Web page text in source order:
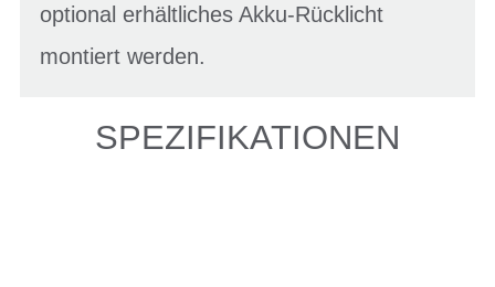
optional erhältliches Akku-Rücklicht
montiert werden.
SPEZIFIKATIONEN